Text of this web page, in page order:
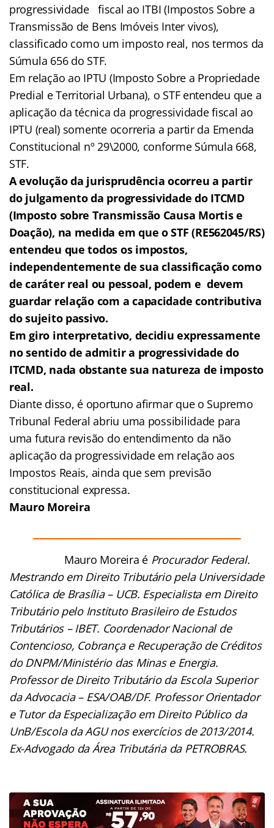
progressividade fiscal ao ITBI (Impostos Sobre a
Transmissão de Bens Imóveis Inter vivos),
classificado como um imposto real, nos termos da
Súmula 656 do STF.
Em relação ao IPTU (Imposto Sobre a Propriedade
Predial e Territorial Urbana), o STF entendeu que a
aplicação da técnica da progressividade fiscal ao
IPTU (real) somente ocorreria a partir da Emenda
Constitucional nº 29\2000, conforme Súmula 668,
STF.
A evolução da jurisprudência ocorreu a partir
do julgamento da progressividade do ITCMD
(Imposto sobre Transmissão Causa Mortis e
Doação), na medida em que o STF (RE562045/RS)
entendeu que todos os impostos,
independentemente de sua classificação como
de caráter real ou pessoal, podem e devem
guardar relação com a capacidade contributiva
do sujeito passivo.
Em giro interpretativo, decidiu expressamente
no sentido de admitir a progressividade do
ITCMD, nada obstante sua natureza de imposto
real.
Diante disso, é oportuno afirmar que o Supremo
Tribunal Federal abriu uma possibilidade para
uma futura revisão do entendimento da não
aplicação da progressividade em relação aos
Impostos Reais, ainda que sem previsão
constitucional expressa.
Mauro Moreira
Mauro Moreira é Procurador Federal.
Mestrando em Direito Tributário pela Universidade
Católica de Brasília – UCB. Especialista em Direito
Tributário pelo Instituto Brasileiro de Estudos
Tributários – IBET. Coordenador Nacional de
Contencioso, Cobrança e Recuperação de Créditos
do DNPM/Ministério das Minas e Energia.
Professor de Direito Tributário da Escola Superior
da Advocacia – ESA/OAB/DF. Professor Orientador
e Tutor da Especialização em Direito Público da
UnB/Escola da AGU nos exercícios de 2013/2014.
Ex-Advogado da Área Tributária da PETROBRAS.